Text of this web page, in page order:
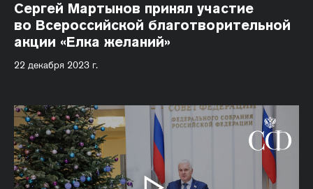
Сергей Мартынов принял участие
во Всероссийской благотворительной
акции «Елка желаний»
22 декабря 2023 г.